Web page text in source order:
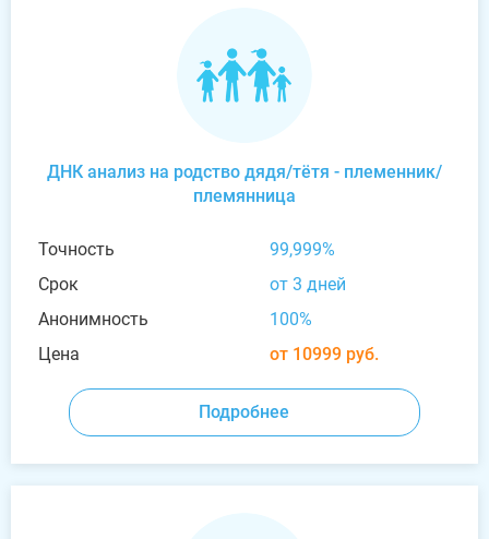
ДНК анализ на родство дядя/тётя - племенник/
племянница
Точность
99,999%
Срок
от 3 дней
Анонимность
100%
Цена
от 10999 руб.
Подробнее